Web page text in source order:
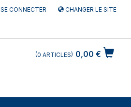
SE CONNECTER CHANGER LE SITE
0,00 €
0 ARTICLES